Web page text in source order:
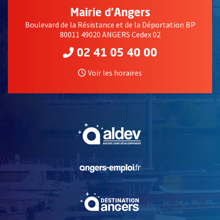
Mairie d'Angers
Boulevard de la Résistance et de la Déportation BP
80011 49020 ANGERS Cedex 02
02 41 05 40 00
Voir les horaires
, Ouvre une nouvelle